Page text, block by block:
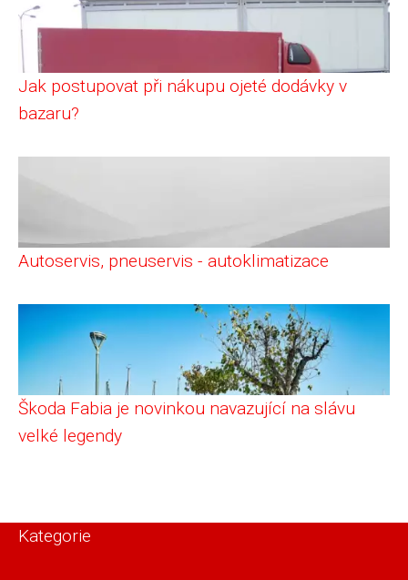
Jak postupovat při nákupu ojeté dodávky v
bazaru?
Autoservis, pneuservis - autoklimatizace
Škoda Fabia je novinkou navazující na slávu
velké legendy
Kategorie